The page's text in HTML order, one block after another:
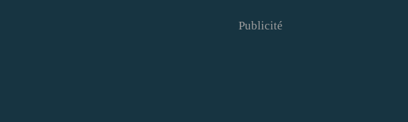
Publicité